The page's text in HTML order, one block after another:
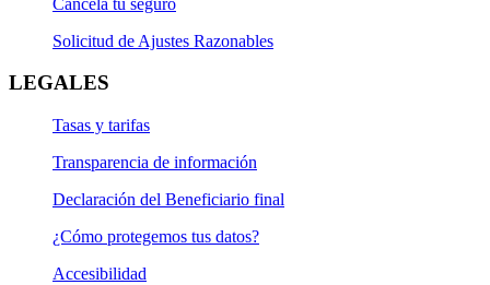
Solicitud de Ajustes Razonables
LEGALES
Tasas y tarifas
Transparencia de información
Declaración del Beneficiario final
¿Cómo protegemos tus datos?
Accesibilidad